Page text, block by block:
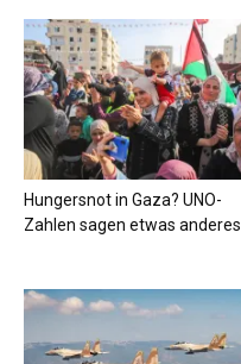
Hungersnot in Gaza? UNO-
Zahlen sagen etwas anderes